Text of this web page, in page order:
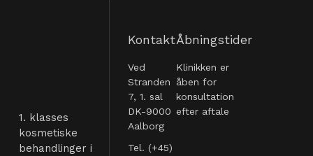
1. klasses
kosmetiske
behandlinger i
Kontakt
Ved
Stranden
7, 1. sal
DK-9000
Aalborg
Tel. (+45)
Åbningstider
Klinikken er
åben for
konsultation
efter aftale